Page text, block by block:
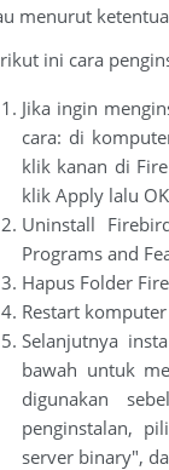
menurut
ini cara
Jika ingin
cara: di
klik kanan di
klik Apply lalu
Uninstall
Programs and
Hapus Folder
Restart
Selanjutnya
bawah untuk
digunakan
penginstalan,
server binary",